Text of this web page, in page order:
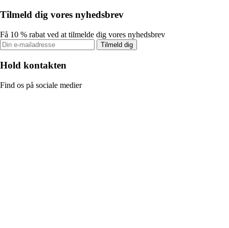
Tilmeld dig vores nyhedsbrev
Få 10 % rabat ved at tilmelde dig vores nyhedsbrev
Tilmeld dig
Hold kontakten
Find os på sociale medier